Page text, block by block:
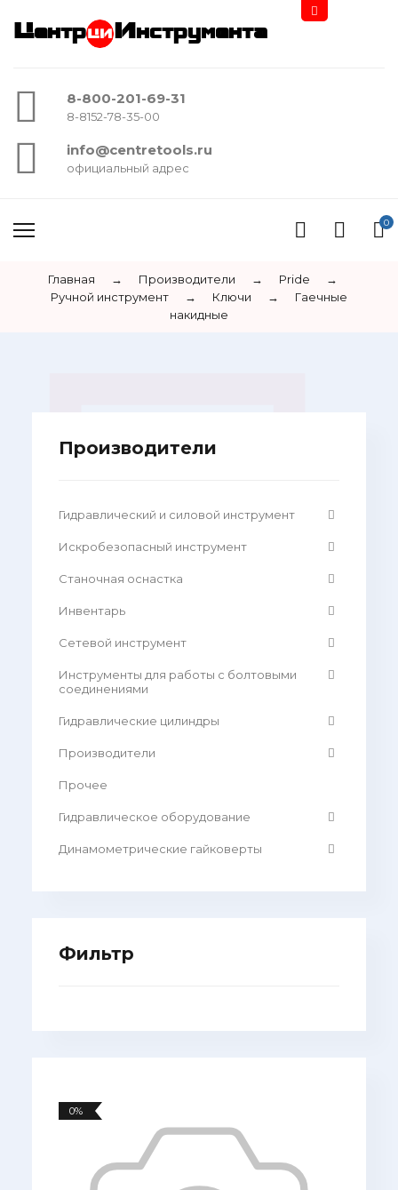
Центр Инструмента
8-800-201-69-31
8-8152-78-35-00
info@centretools.ru
официальный адрес
0
Главная → Производители → Pride
→
Ручной инструмент
→ Ключи →
Гаечные
накидные
Производители
Гидравлический и силовой инструмент
Искробезопасный инструмент
Станочная оснастка
Инвентарь
Сетевой инструмент
Инструменты для работы с болтовыми
соединениями
Гидравлические цилиндры
Производители
Прочее
Гидравлическое оборудование
Динамометрические гайковерты
Фильтр
0%